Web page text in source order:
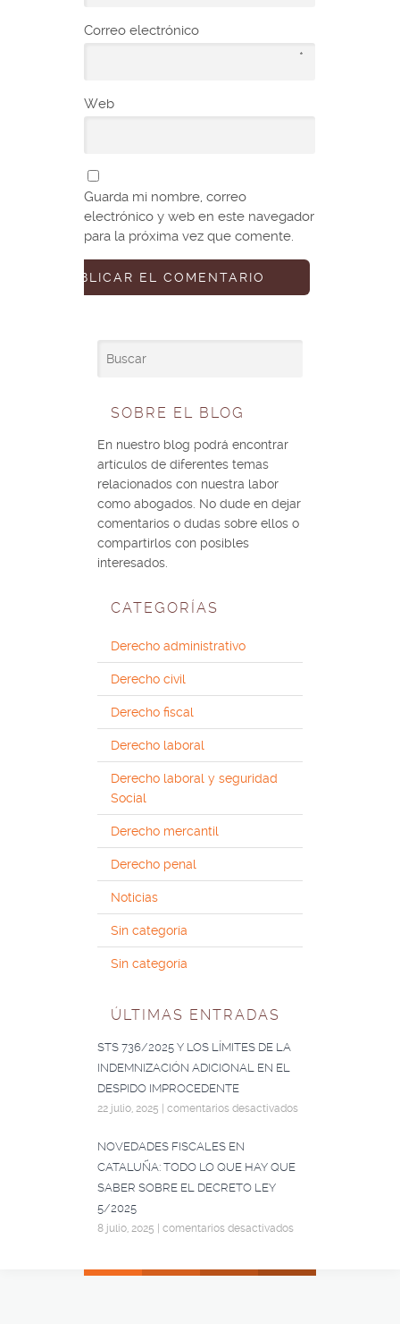
Correo electrónico
*
Web
Guarda mi nombre, correo
electrónico y web en este navegador
para la próxima vez que comente.
SOBRE EL BLOG
En nuestro blog podrá encontrar
artículos de diferentes temas
relacionados con nuestra labor
como abogados. No dude en dejar
comentarios o dudas sobre ellos o
compartirlos con posibles
interesados.
CATEGORÍAS
Derecho administrativo
Derecho civil
Derecho fiscal
Derecho laboral
Derecho laboral y seguridad
Social
Derecho mercantil
Derecho penal
Noticias
Sin categoría
Sin categoría
ÚLTIMAS ENTRADAS
STS 736/2025 Y LOS LÍMITES DE LA
INDEMNIZACIÓN ADICIONAL EN EL
DESPIDO IMPROCEDENTE
22 julio, 2025 comentarios desactivados
NOVEDADES FISCALES EN
CATALUÑA: TODO LO QUE HAY QUE
SABER SOBRE EL DECRETO LEY
5/2025
8 julio, 2025 comentarios desactivados